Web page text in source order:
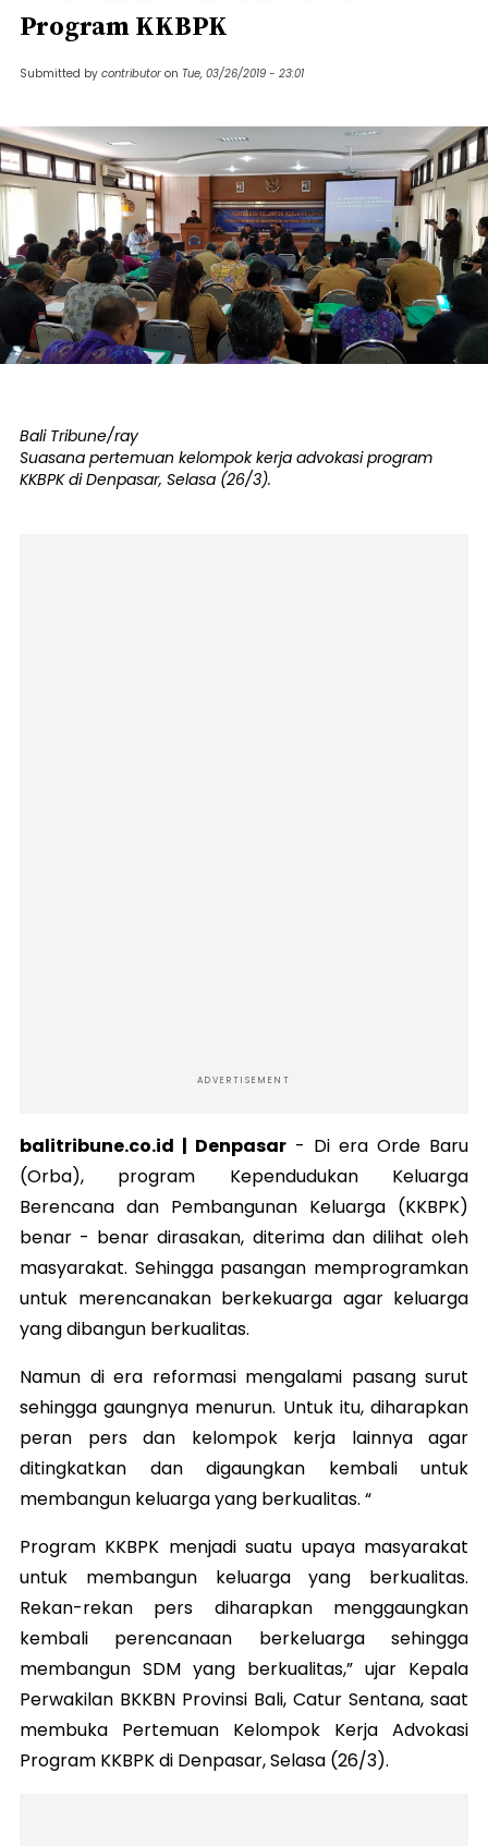
Program KKBPK
Submitted by contributor on Tue, 03/26/2019 - 23:01
Bali Tribune/ray
Suasana pertemuan kelompok kerja advokasi program
KKBPK di Denpasar, Selasa (26/3).
ADVERTISEMENT
balitribune.co.id | Denpasar - Di era Orde Baru
(Orba), program Kependudukan Keluarga
Berencana dan Pembangunan Keluarga (KKBPK)
benar - benar dirasakan, diterima dan dilihat oleh
masyarakat. Sehingga pasangan memprogramkan
untuk merencanakan berkekuarga agar keluarga
yang dibangun berkualitas.
Namun di era reformasi mengalami pasang surut
sehingga gaungnya menurun. Untuk itu, diharapkan
peran pers dan kelompok kerja lainnya agar
ditingkatkan dan digaungkan kembali untuk
membangun keluarga yang berkualitas. “
Program KKBPK menjadi suatu upaya masyarakat
untuk membangun keluarga yang berkualitas.
Rekan-rekan pers diharapkan menggaungkan
kembali perencanaan berkeluarga sehingga
membangun SDM yang berkualitas,” ujar Kepala
Perwakilan BKKBN Provinsi Bali, Catur Sentana, saat
membuka Pertemuan Kelompok Kerja Advokasi
Program KKBPK di Denpasar, Selasa (26/3).